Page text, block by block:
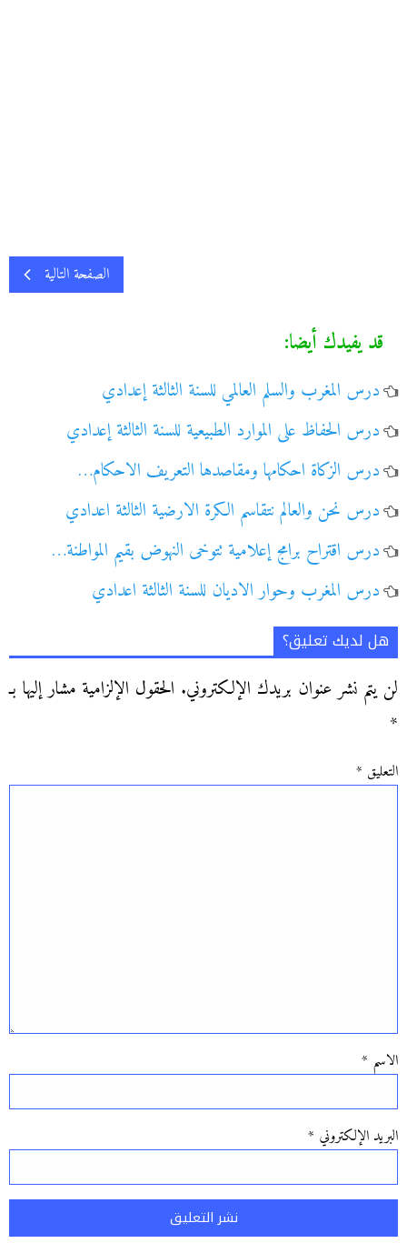
الصفحة التالية
قد يفيدك أيضا:
درس المغرب والسلم العالمي للسنة الثالثة إعدادي
درس الحفاظ على الموارد الطبيعية للسنة الثالثة إعدادي
درس الزكاة احكامها ومقاصدها التعريف الاحكام…
درس نحن والعالم نتقاسم الكرة الارضية الثالثة اعدادي
درس اقتراح برامج إعلامية تتوخى النهوض بقيم المواطنة…
درس المغرب وحوار الاديان للسنة الثالثة اعدادي
هل لديك تعليق؟
لن يتم نشر عنوان بريدك الإلكتروني. الحقول الإلزامية مشار إليها بـ
*
التعليق *
الاسم *
البريد الإلكتروني *